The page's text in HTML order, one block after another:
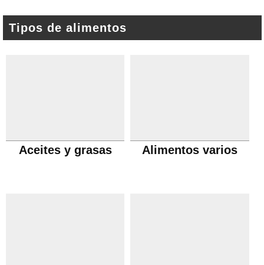
Tipos de alimentos
Aceites y grasas Alimentos varios